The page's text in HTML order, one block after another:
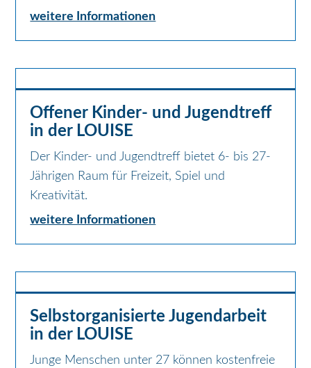
weitere Informationen
Offener Kinder- und Jugendtreff
in der LOUISE
Der Kinder- und Jugendtreff bietet 6- bis 27-
Jährigen Raum für Freizeit, Spiel und
Kreativität.
weitere Informationen
Selbstorganisierte Jugendarbeit
in der LOUISE
Junge Menschen unter 27 können kostenfreie